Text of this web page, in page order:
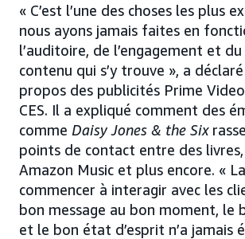
« C’est l’une des choses les plus
nous ayons jamais faites en
l’auditoire, de l’engagement et
contenu qui s’y trouve », a
propos des publicités Prime
CES. Il a expliqué comment des
comme Daisy Jones & the Six
points de contact entre des
Amazon Music et plus encore. «
commencer à interagir avec les
bon message au bon moment, le
et le bon état d’esprit n’a jamais